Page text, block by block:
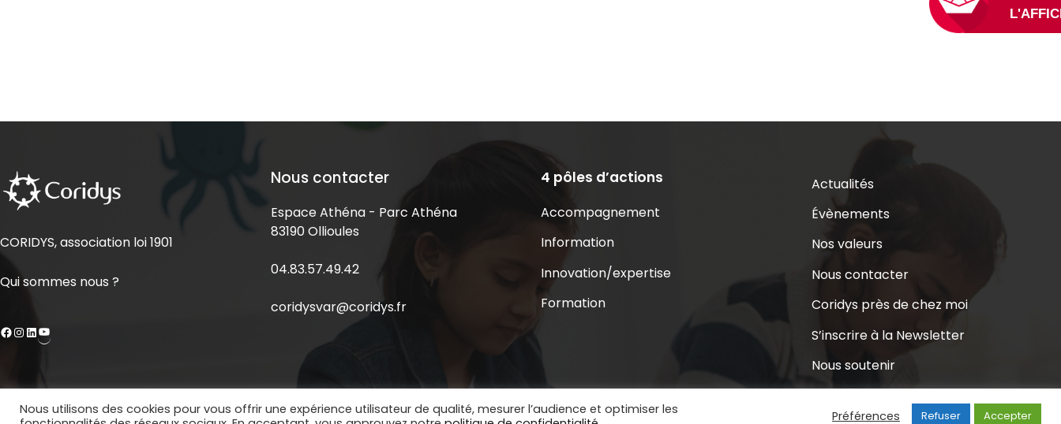
CORIDYS, association loi 1901
Qui sommes nous ?
Nous contacter
Espace Athéna - Parc Athéna
83190 Ollioules
04.83.57.49.42
coridysvar@coridys.fr
4 pôles d’actions
Accompagnement
Information
Innovation/expertise
Formation
Actualités
Évènements
Nos valeurs
Nous contacter
Coridys près de chez moi
S’inscrire à la Newsletter
Nous soutenir
Nous utilisons des cookies pour vous offrir une expérience utilisateur de qualité, mesurer l’audience et optimiser les
Préférences Refuser Accepter